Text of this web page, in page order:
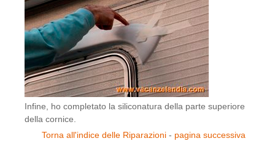
Infine, ho completato la siliconatura della parte superiore
della cornice.
Torna all'indice delle Riparazioni - pagina successiva